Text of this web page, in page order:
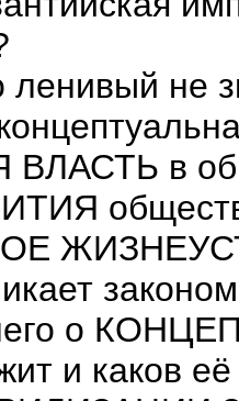
ленивый не
в
о
и каков